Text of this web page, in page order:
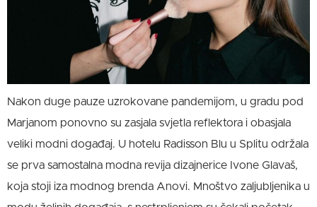
Nakon duge pauze uzrokovane pandemijom, u gradu pod
Marjanom ponovno su zasjala svjetla reflektora i obasjala
veliki modni događaj. U hotelu Radisson Blu u Splitu održala
se prva samostalna modna revija dizajnerice Ivone Glavaš,
koja stoji iza modnog brenda Anovi. Mnoštvo zaljubljenika u